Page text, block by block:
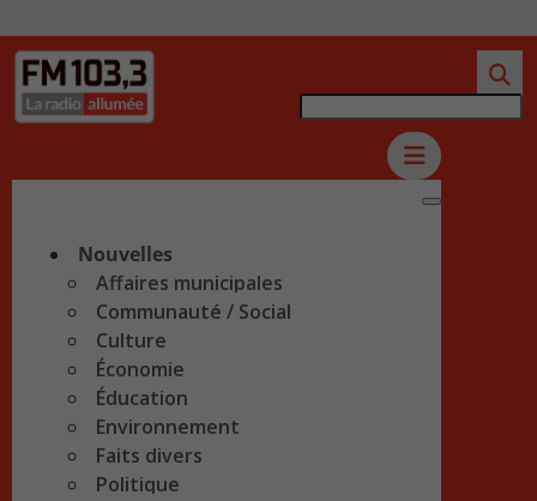
Nouvelles
Affaires municipales
Communauté / Social
Culture
Économie
Éducation
Environnement
Faits divers
Politique